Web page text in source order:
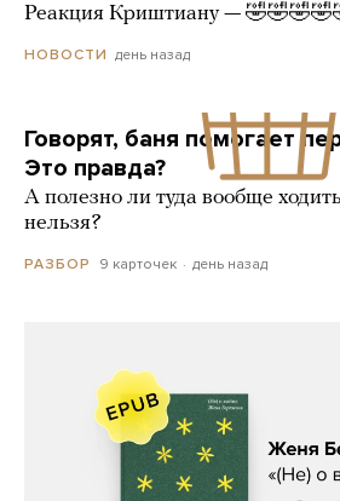
Реакция Криштиану —
НОВОСТИ день назад
Говорят, баня помогает
Это правда?
А полезно ли туда вообще
нельзя?
РАЗБОР 9 карточек день назад